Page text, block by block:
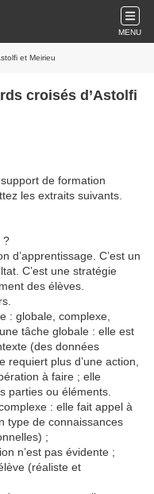
MENU
et Meirieu
croisés d’Astolfi
de formation
les extraits suivants.
?
d’apprentissage. C’est un
C’est une stratégie
des élèves.
: globale, complexe,
tâche globale : elle est
(des données
requiert plus d’une action,
à faire ; elle
parties ou éléments.
: elle fait appel à
type de connaissances
;
n’est pas évidente ;
(réaliste et